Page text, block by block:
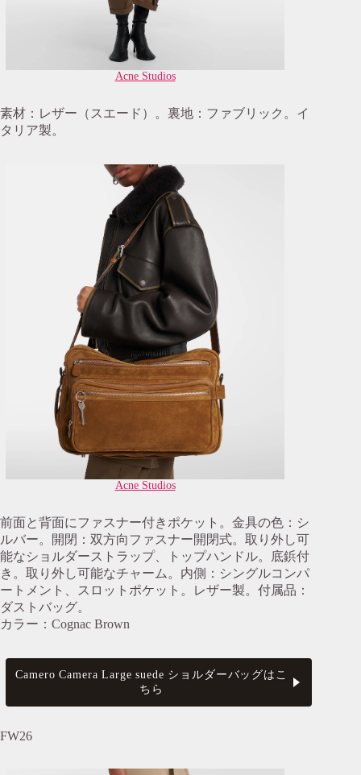
Acne Studios
素材：レザー（スエード）。裏地：ファブリック。イ
タリア製。
Acne Studios
前面と背面にファスナー付きポケット。金具の色：シ
ルバー。開閉：双方向ファスナー開閉式。取り外し可
能なショルダーストラップ、トップハンドル。底鋲付
き。取り外し可能なチャーム。内側：シングルコンパ
ートメント、スロットポケット。レザー製。付属品：
ダストバッグ。
カラー：Cognac Brown
Camero Camera Large suede ショルダーバッグはこ
ちら
FW26